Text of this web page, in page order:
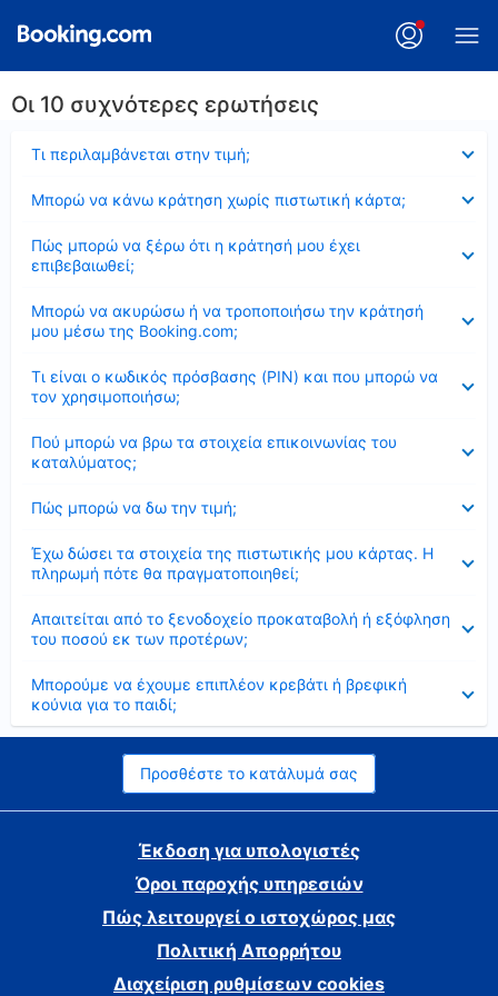
Οι 10 συχνότερες ερωτήσεις
Τι περιλαμβάνεται στην τιμή;
Μπορώ να κάνω κράτηση χωρίς πιστωτική κάρτα;
Πώς μπορώ να ξέρω ότι η κράτησή μου έχει
επιβεβαιωθεί;
Μπορώ να ακυρώσω ή να τροποποιήσω την κράτησή
μου μέσω της Booking.com;
Τι είναι ο κωδικός πρόσβασης (PIN) και που μπορώ να
τον χρησιμοποιήσω;
Πού μπορώ να βρω τα στοιχεία επικοινωνίας του
καταλύματος;
Πώς μπορώ να δω την τιμή;
Έχω δώσει τα στοιχεία της πιστωτικής μου κάρτας. Η
πληρωμή πότε θα πραγματοποιηθεί;
Απαιτείται από το ξενοδοχείο προκαταβολή ή εξόφληση
του ποσού εκ των προτέρων;
Μπορούμε να έχουμε επιπλέον κρεβάτι ή βρεφική
κούνια για το παιδί;
Προσθέστε το κατάλυμά σας
Έκδοση για υπολογιστές
Όροι παροχής υπηρεσιών
Πώς λειτουργεί ο ιστοχώρος μας
Πολιτική Απορρήτου
Διαχείριση ρυθμίσεων cookies